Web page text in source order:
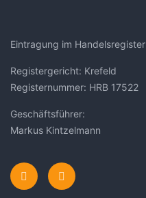
Eintragung im Handelsregister
Registergericht: Krefeld
Registernummer: HRB 17522
Geschäftsführer:
Markus Kintzelmann